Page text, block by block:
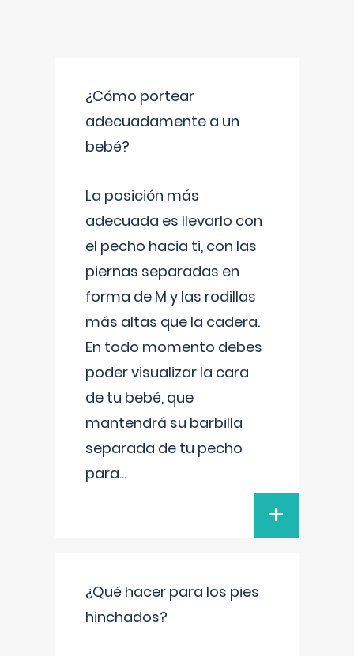
¿Cómo portear
adecuadamente a un
bebé?
La posición más
adecuada es llevarlo con
el pecho hacia ti, con las
piernas separadas en
forma de M y las rodillas
más altas que la cadera.
En todo momento debes
poder visualizar la cara
de tu bebé, que
mantendrá su barbilla
separada de tu pecho
para...
+
¿Qué hacer para los pies
hinchados?